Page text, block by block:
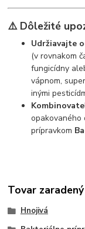
⚠️ Dôležité
Udržiavajte
(v rovnakom
fungicídny
vápnom,
inými
opakovaného
prípravkom
Tovar
Hnojivá